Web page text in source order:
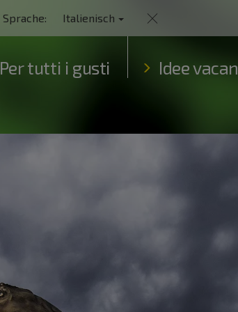
Sprache: Italienisch
Per tutti i gusti Idee